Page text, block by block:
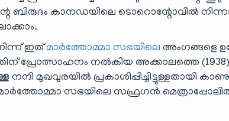
ബിരുദം കാനഡയിലെ ടൊറൊന്റോവിൽ
ഇത്മാർത്തോമ്മാ സഭയിലെ അംഗങ്ങളെ
പ്രോത്സാഹനം നൽകിയ അക്കാലത്തെ (1938)
നന്ദി മുഖവുരയിൽ പ്രകാശിപ്പിച്ചിട്ടുള്ളതായി
സഭയിലെ സഫ്രഗൻ